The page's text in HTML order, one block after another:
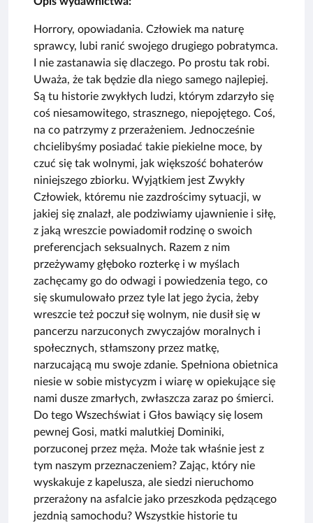
Horrory, opowiadania. Człowiek ma naturę
sprawcy, lubi ranić swojego drugiego pobratymca.
I nie zastanawia się dlaczego. Po prostu tak robi.
Uważa, że tak będzie dla niego samego najlepiej.
Są tu historie zwykłych ludzi, którym zdarzyło się
coś niesamowitego, strasznego, niepojętego. Coś,
na co patrzymy z przerażeniem. Jednocześnie
chcielibyśmy posiadać takie piekielne moce, by
czuć się tak wolnymi, jak większość bohaterów
niniejszego zbiorku. Wyjątkiem jest Zwykły
Człowiek, któremu nie zazdrościmy sytuacji, w
jakiej się znalazł, ale podziwiamy ujawnienie i siłę,
z jaką wreszcie powiadomił rodzinę o swoich
preferencjach seksualnych. Razem z nim
przeżywamy głęboko rozterkę i w myślach
zachęcamy go do odwagi i powiedzenia tego, co
się skumulowało przez tyle lat jego życia, żeby
wreszcie też poczuł się wolnym, nie dusił się w
pancerzu narzuconych zwyczajów moralnych i
społecznych, stłamszony przez matkę,
narzucającą mu swoje zdanie. Spełniona obietnica
niesie w sobie mistycyzm i wiarę w opiekujące się
nami dusze zmarłych, zwłaszcza zaraz po śmierci.
Do tego Wszechświat i Głos bawiący się losem
pewnej Gosi, matki malutkiej Dominiki,
porzuconej przez męża. Może tak właśnie jest z
tym naszym przeznaczeniem? Zając, który nie
wyskakuje z kapelusza, ale siedzi nieruchomo
przerażony na asfalcie jako przeszkoda pędzącego
jezdnią samochodu? Wszystkie historie tu